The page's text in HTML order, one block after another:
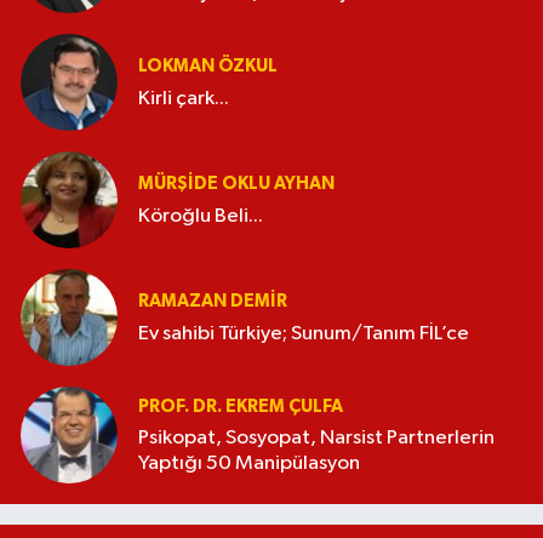
LOKMAN ÖZKUL
Kirli çark...
MÜRŞIDE OKLU AYHAN
Köroğlu Beli...
RAMAZAN DEMİR
Ev sahibi Türkiye; Sunum/Tanım FİL’ce
PROF. DR. EKREM ÇULFA
Psikopat, Sosyopat, Narsist Partnerlerin
Yaptığı 50 Manipülasyon